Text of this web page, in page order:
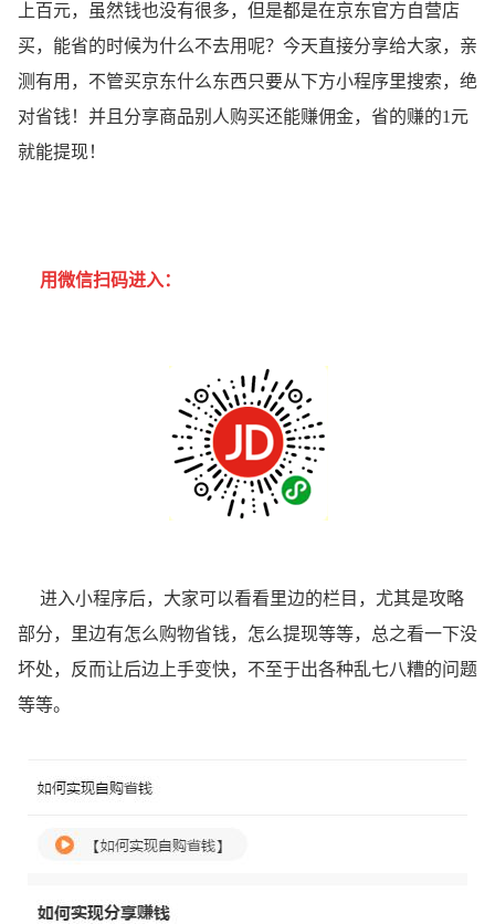
上百元，虽然钱也没有很多，但是都是在京东官方自营店
买，能省的时候为什么不去用呢？今天直接分享给大家，亲
测有用，不管买京东什么东西只要从下方小程序里搜索，绝
对省钱！并且分享商品别人购买还能赚佣金，省的赚的1元
就能提现！
用微信扫码进入：
进入小程序后，大家可以看看里边的栏目，尤其是攻略
部分，里边有怎么购物省钱，怎么提现等等，总之看一下没
坏处，反而让后边上手变快，不至于出各种乱七八糟的问题
等等。